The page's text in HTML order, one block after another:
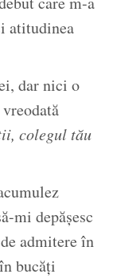
atitudinea
dar nici o
colegul tău
mi depășesc
admitere în
bucăți